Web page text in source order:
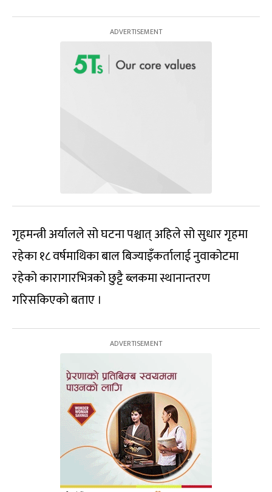
गृहमन्त्री अर्यालले सो घटना पश्चात् अहिले सो सुधार गृहमा
रहेका १८ वर्षमाथिका बाल बिज्याइँकर्तालाई नुवाकोटमा
रहेको कारागारभित्रको छुट्टै ब्लकमा स्थानान्तरण
गरिसकिएको बताए ।